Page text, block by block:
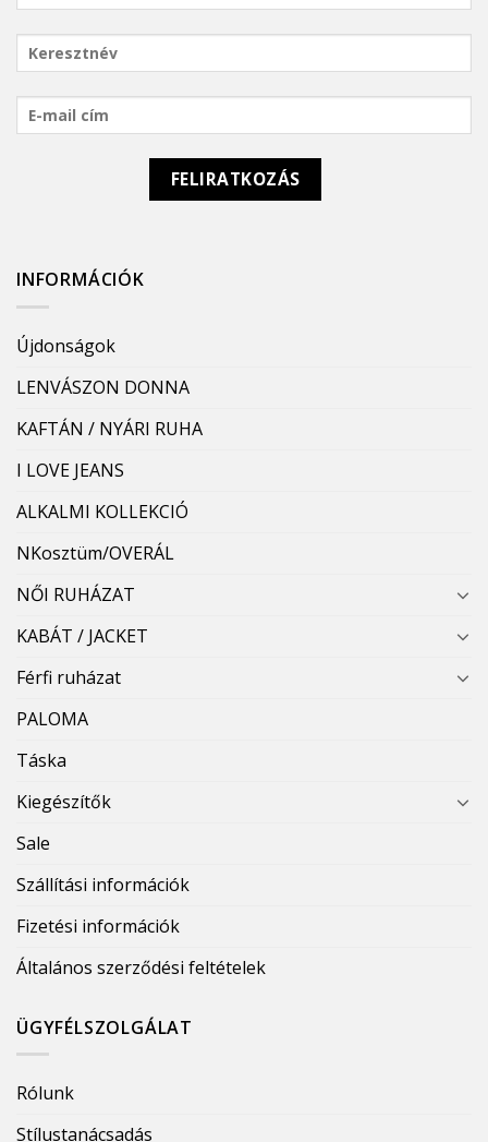
INFORMÁCIÓK
Újdonságok
LENVÁSZON DONNA
KAFTÁN / NYÁRI RUHA
I LOVE JEANS
ALKALMI KOLLEKCIÓ
NKosztüm/OVERÁL
NŐI RUHÁZAT
KABÁT / JACKET
Férfi ruházat
PALOMA
Táska
Kiegészítők
Sale
Szállítási információk
Fizetési információk
Általános szerződési feltételek
ÜGYFÉLSZOLGÁLAT
Rólunk
Stílustanácsadás